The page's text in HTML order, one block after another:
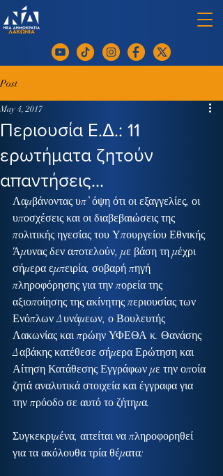
Post
Περιουσία Ε.Δ.: 11
ερωτήματα ζητούν
απαντήσεις...
May 4, 2017
Λαμβάνοντας υπ’ όψη ότι οι εξαγγελίες, οι
υποσχέσεις και οι διαβεβαιώσεις της
πολιτικής ηγεσίας του Υπουργείου Εθνικής
Άμυνας δεν αποτελούν, με βάση τη μέχρι
σήμερα εμπειρία, σοβαρή πηγή
πληροφόρησης για την πορεία της
αξιοποίησης της ακίνητης περιουσίας των
Ενόπλων Δυνάμεων, ο Βουλευτής
Λακωνίας και πρώην ΥΦΕΘΑ κ. Θανάσης
Δαβάκης κατέθεσε σήμερα Ερώτηση και
Αίτηση Κατάθεσης Εγγράφων με την οποία
ζητά αναλυτικά στοιχεία και έγγραφα για
την πρόοδο σε αυτό το ζήτημα.
Συγκεκριμένα, αιτείται να πληροφορηθεί
για τα ακόλουθα τρία θέματα: